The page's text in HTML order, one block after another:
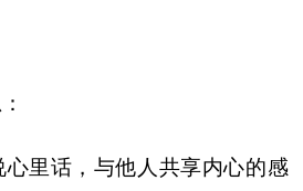
里话，与他人共享内心的感